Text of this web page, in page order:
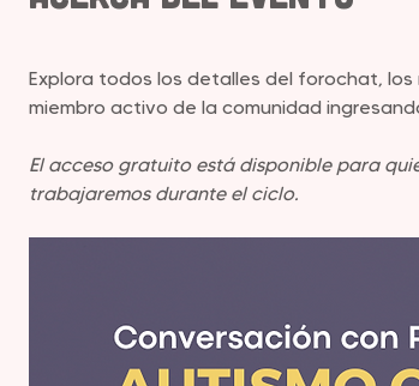
Explora todos los detalles del forochat,
miembro activo de la comunidad
El acceso gratuito está disponible para
trabajaremos durante el ciclo.